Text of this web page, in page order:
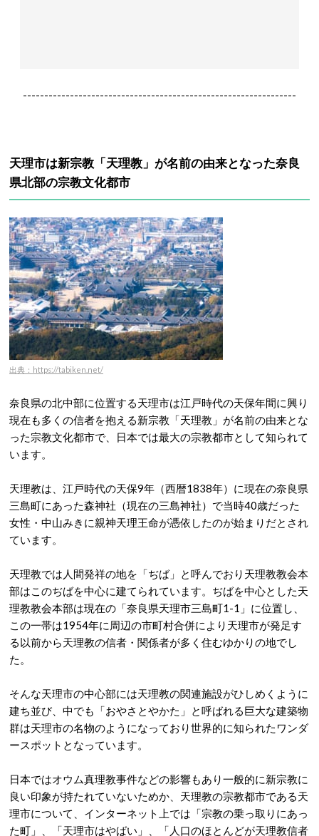
----------------------------------------------------------------
天理市は新宗教「天理教」が名前の由来となった奈良
県北部の宗教文化都市
出典：https://tabiken.net/
奈良県の北中部に位置する天理市は江戸時代の天保年間に興り
現在も多くの信者を抱える新宗教「天理教」が名前の由来とな
った宗教文化都市で、日本では最大の宗教都市として知られて
います。
天理教は、江戸時代の天保9年（西暦1838年）に現在の奈良県
三島町にあった森神社（現在の三島神社）で当時40歳だった
女性・中山みきに親神天理王命が憑依したのが始まりだとされ
ています。
天理教では人間発祥の地を「ぢば」と呼んでおり天理教教会本
部はこのぢばを中心に建てられています。ぢばを中心とした天
理教教会本部は現在の「奈良県天理市三島町1-1」に位置し、
この一帯は1954年に周辺の市町村合併により天理市が発足す
る以前から天理教の信者・関係者が多く住むゆかりの地でし
た。
そんな天理市の中心部には天理教の関連施設がひしめくように
建ち並び、中でも「おやさとやかた」と呼ばれる巨大な建築物
群は天理市の名物のようになっており世界的に知られたワンダ
ースポットとなっています。
日本ではオウム真理教事件などの影響もあり一般的に新宗教に
良い印象が持たれていないためか、天理教の宗教都市である天
理市について、インターネット上では「宗教の乗っ取りにあっ
た町」、「天理市はやばい」、「人口のほとんどが天理教信者